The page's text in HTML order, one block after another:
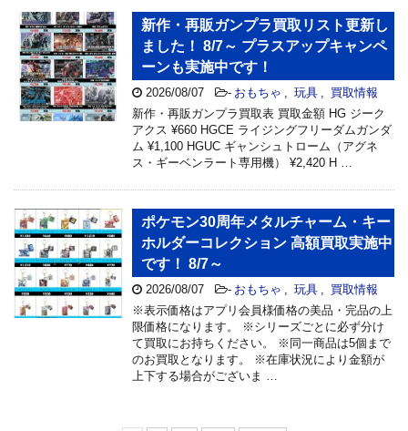
新作・再販ガンプラ買取リスト更新し
ました！ 8/7～ プラスアップキャンペ
ーンも実施中です！
2026/08/07 - おもちゃ , 玩具 , 買取情報
新作・再販ガンプラ買取表 買取金額 HG ジーク
アクス ¥660 HGCE ライジングフリーダムガンダ
ム ¥1,100 HGUC ギャンシュトローム（アグネ
ス・ギーベンラート専用機） ¥2,420 H …
ポケモン30周年メタルチャーム・キー
ホルダーコレクション 高額買取実施中
です！ 8/7～
2026/08/07 - おもちゃ , 玩具 , 買取情報
※表示価格はアプリ会員様価格の美品・完品の上
限価格になります。 ※シリーズごとに必ず分け
て買取にお持ちください。 ※同一商品は5個まで
のお買取となります。 ※在庫状況により金額が
上下する場合がございま …